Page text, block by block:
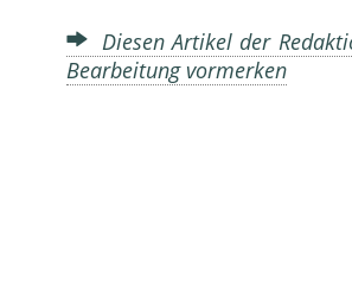
Diesen Artikel der
Bearbeitung vormerken